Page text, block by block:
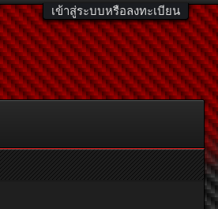
เข้าสู่ระบบหรือลงทะเบียน